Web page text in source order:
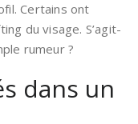
Certains ont
du visage. S’agit-
rumeur ?
dans un